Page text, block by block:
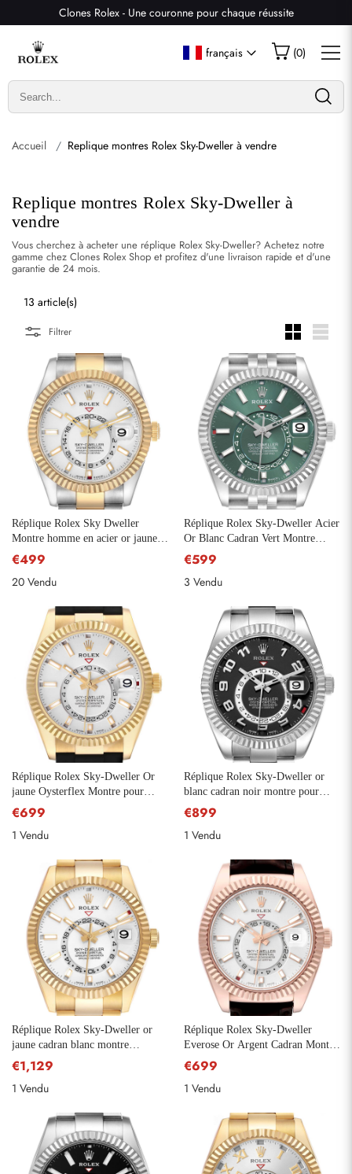
Clones Rolex - Une couronne pour chaque réussite
français (0)
Accueil Replique montres Rolex Sky-Dweller à vendre
Replique montres Rolex Sky-Dweller à
vendre
Vous cherchez à acheter une réplique Rolex Sky-Dweller? Achetez notre
gamme chez Clones Rolex Shop et profitez d'une livraison rapide et d'une
garantie de 24 mois.
13 article(s)
Filtrer
Réplique Rolex Sky Dweller
Montre homme en acier or jaune
326933
€499
20 Vendu
Réplique Rolex Sky-Dweller Acier
Or Blanc Cadran Vert Montre
Homme 336934
€599
3 Vendu
Réplique Rolex Sky-Dweller Or
jaune Oysterflex Montre pour
hommes 326238
€699
1 Vendu
Réplique Rolex Sky-Dweller or
blanc cadran noir montre pour
hommes 326939
€899
1 Vendu
Réplique Rolex Sky-Dweller or
jaune cadran blanc montre
automatique pour hommes 326938
€1,129
1 Vendu
Réplique Rolex Sky-Dweller
Everose Or Argent Cadran Montre
Homme 326135
€699
1 Vendu